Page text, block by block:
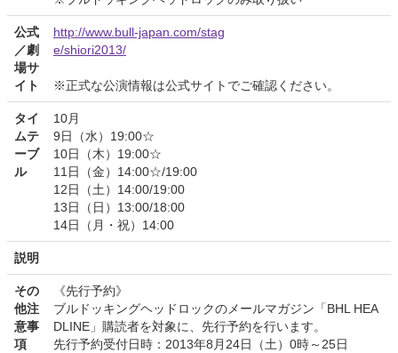
公式
／劇
場サ
イト
http://www.bull-japan.com/stag
e/shiori2013/
※正式な公演情報は公式サイトでご確認ください。
タイ
ムテ
ーブ
ル
10月
9日（水）19:00☆
10日（木）19:00☆
11日（金）14:00☆/19:00
12日（土）14:00/19:00
13日（日）13:00/18:00
14日（月・祝）14:00
説明
その
他注
意事
項
《先行予約》
ブルドッキングヘッドロックのメールマガジン「BHL HEA
DLINE」購読者を対象に、先行予約を行います。
先行予約受付日時：2013年8月24日（土）0時～25日